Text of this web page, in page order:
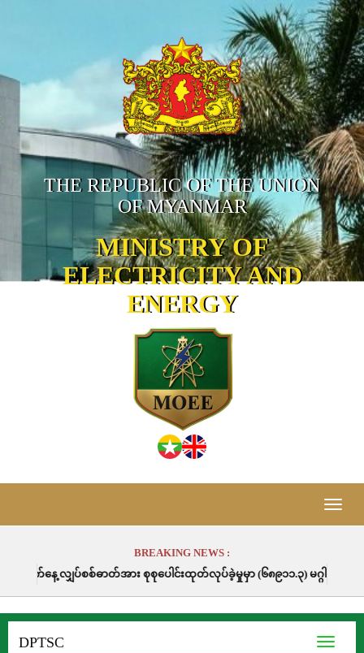
THE REPUBLIC OF THE UNION
OF MYANMAR
MINISTRY OF
ELECTRICITY AND
ENERGY
Toggle
BREAKING NEWS :
စစ်ဓာတ်အား စုစုပေါင်းထုတ်လုပ်ခဲ့မှုမှာ (၆၈၉၁၁.၃) မဂ္ဂါဝပ်နာရီဖြစ်ပါသည်။
Toggle
DPTSC